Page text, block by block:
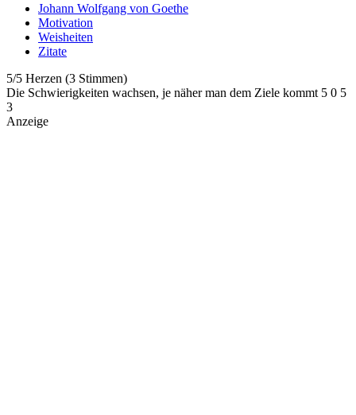
Johann Wolfgang von Goethe
Motivation
Weisheiten
Zitate
5/5 Herzen (3 Stimmen)
Die Schwierigkeiten wachsen, je näher man dem Ziele kommt 5 0 5
3
Anzeige